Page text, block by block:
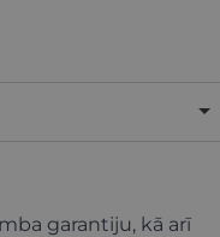
garantiju, kā arī